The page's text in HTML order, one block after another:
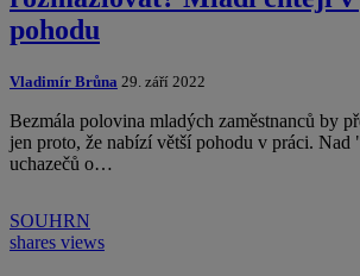
pohodu
Vladimír Brůna 29. září 2022
Bezmála polovina mladých zaměstnanců by
jen proto, že nabízí větší pohodu v práci. Nad
uchazečů o…
SOUHRN
shares views